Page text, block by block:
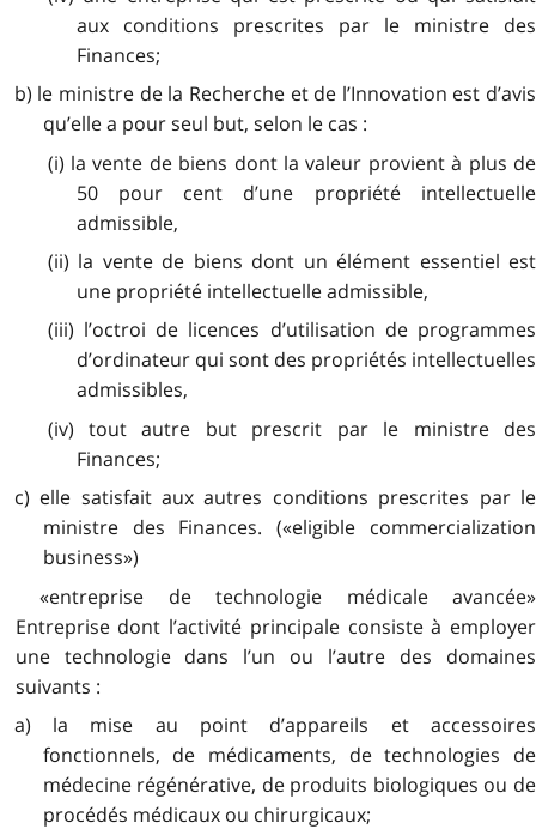
aux conditions prescrites par le ministre des
Finances;
b) le ministre de la Recherche et de l’Innovation est d’avis
qu’elle a pour seul but, selon le cas :
(i) la vente de biens dont la valeur provient à plus de
50 pour cent d’une propriété intellectuelle
admissible,
(ii) la vente de biens dont un élément essentiel est
une propriété intellectuelle admissible,
(iii) l’octroi de licences d’utilisation de programmes
d’ordinateur qui sont des propriétés intellectuelles
admissibles,
(iv) tout autre but prescrit par le ministre des
Finances;
c) elle satisfait aux autres conditions prescrites par le
ministre des Finances. («eligible commercialization
business»)
«entreprise de technologie médicale avancée»
Entreprise dont l’activité principale consiste à employer
une technologie dans l’un ou l’autre des domaines
suivants :
a) la mise au point d’appareils et accessoires
fonctionnels, de médicaments, de technologies de
médecine régénérative, de produits biologiques ou de
procédés médicaux ou chirurgicaux;